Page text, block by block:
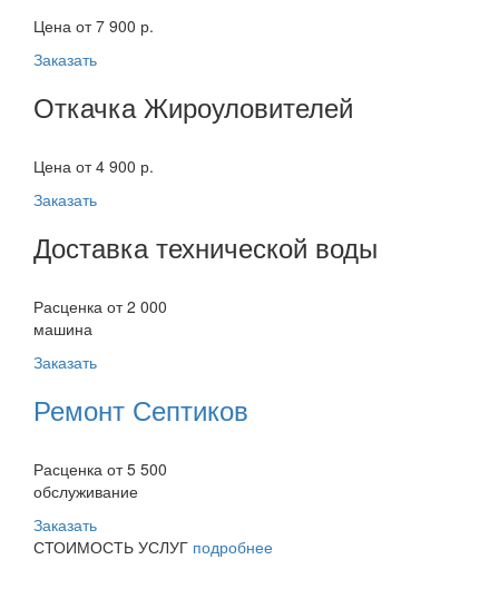
Цена от 7 900 р.
Заказать
Откачка Жироуловителей
Цена от 4 900 р.
Заказать
Доставка технической воды
Расценка от 2 000
машина
Заказать
Ремонт Септиков
Расценка от 5 500
обслуживание
Заказать
СТОИМОСТЬ УСЛУГ подробнее